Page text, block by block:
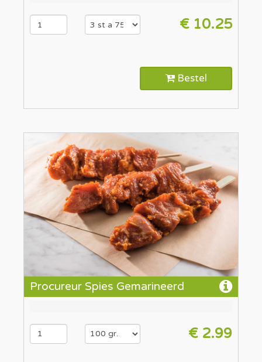
€ 10.25
Bestel
Procureur Spies Gemarineerd
€ 2.99